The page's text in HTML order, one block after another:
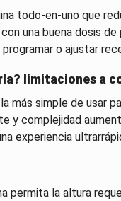
todo-en-uno que
una buena dosis
o ajustar
limitaciones a
más simple de usar
y complejidad
experiencia
permita la altura